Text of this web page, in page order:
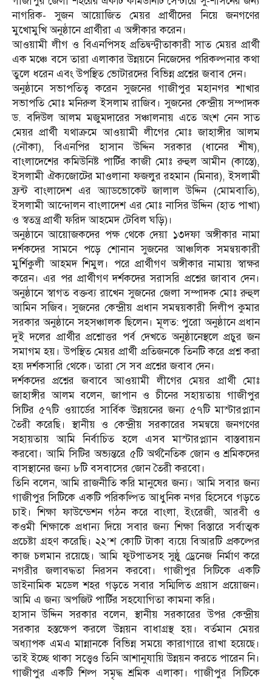
নাগরিক- সুজন আয়োজিত মেয়র প্রার্থীদের নিয়ে জনগণের
মুখোমুখি অনুষ্ঠানে প্রার্থীরা এ অঙ্গীকার করেন।
আওয়ামী লীগ ও বিএনপিসহ প্রতিদ্বন্দ্বীতাকারী সাত মেয়র প্রার্থী
এক মঞ্চে বসে তারা এলাকার উন্নয়নে নিজেদের পরিকল্পনার কথা
তুলে ধরেন এবং উপস্থিত ভোটারদের বিভিন্ন প্রশ্নের জবাব দেন।
অনুষ্ঠানে সভাপতিত্ব করেন সুজনের গাজীপুর মহানগর শাখার
সভাপতি মোঃ মনিরুল ইসলাম রাজিব। সুজনের কেন্দ্রীয় সম্পাদক
ড. বদিউল আলম মজুমদারের সঞ্চালনায় এতে অংশ নেন সাত
মেয়র প্রার্থী যথাক্রমে আওয়ামী লীগের মোঃ জাহাঙ্গীর আলম
(নৌকা), বিএনপির হাসান উদ্দিন সরকার (ধানের শীষ),
বাংলাদেশের কমিউনিষ্ট পার্টির কাজী মোঃ রুহুল আমীন (কাস্তে),
ইসলামী ঐক্যজোটের মাওলানা ফজলুর রহমান (মিনার), ইসলামী
ফ্রন্ট বাংলাদেশ এর অ্যাডভোকেট জালাল উদ্দিন (মোমবাতি),
ইসলামী আন্দোলন বাংলাদেশ এর মোঃ নাসির উদ্দিন (হাত পাখা)
ও স্বতন্ত্র প্রার্থী ফরিদ আহমেদ টেবিল ঘড়ি)।
অনুষ্ঠানে আয়োজকদের পক্ষ থেকে দেয়া ১৩দফা অঙ্গীকার নামা
দর্শকদের সামনে পড়ে শোনান সুজনের আঞ্চলিক সমন্বয়কারী
মুর্শিকুলী আহমদ শিমুল। পরে প্রার্থীগণ অঙ্গীকার নামায় স্বাক্ষর
করেন। এর পর প্রার্থীগণ দর্শকদের সরাসরি প্রশ্নের জাবাব দেন।
অনুষ্ঠানে স্বাগত বক্তব্য রাখেন সুজনের জেলা সম্পাদক মোঃ রুহুল
আমিন সজিব। সুজনের কেন্দ্রীয় প্রধান সমন্বয়কারী দিলীপ কুমার
সরকার অনুষ্ঠানে সহসঞ্চালক ছিলেন। মূলত: পুরো অনুষ্ঠানে প্রধান
দুই দলের প্রার্থীর প্রশ্নোত্তর পর্ব দেখতে অনুষ্ঠানেস্থলে প্রচুর জন
সমাগম হয়। উপস্থিত মেয়র প্রার্থী প্রতিজনকে তিনটি করে প্রশ্ন করা
হয় দর্শকসারি থেকে। তারা সে সব প্রশ্নের জবাব দেন।
দর্শকদের প্রশ্নের জবাবে আওয়ামী লীগের মেয়র প্রার্থী মোঃ
জাহাঙ্গীর আলম বলেন, জাপান ও চীনের সহায়তায় গাজীপুর
সিটির ৫৭টি ওয়ার্ডের সার্বিক উন্নয়নের জন্য ৫৭টি মাস্টারপ্ল্যান
তৈরী করেছি। স্থানীয় ও কেন্দ্রীয় সরকারের সমন্বয়ে জনগণের
সহায়তায় আমি নির্বাচিত হলে এসব মাস্টারপ্ল্যান বাস্তবায়ন
করবো। আমি সিটির অভ্যন্তরে ৫টি অর্থনৈতিক জোন ও শ্রমিকদের
বাসস্থানের জন্য ৮টি বসবাসের জোন তৈরী করবো।
তিনি বলেন, আমি রাজনীতি করি মানুষের জন্য। আমি সবার জন্য
গাজীপুর সিটিকে একটি পরিকল্পিত আধুনিক নগর হিসেবে গড়তে
চাই। শিক্ষা ফাউন্ডেশন গঠন করে বাংলা, ইংরেজী, আরবী ও
কওমী শিক্ষাকে প্রধান্য দিয়ে সবার জন্য শিক্ষা বিস্তারে সর্বাত্মক
প্রচেষ্টা গ্রহণ করেছি। ২২’শ কোটি টাকা ব্যয়ে বিআরটি প্রকল্পের
কাজ চলমান রয়েছে। আমি ফুটপাতসহ সুষ্ঠু ড্রেনেজ নির্মাণ করে
নগরীর জলাবদ্ধতা নিরসন করবো। গাজীপুর সিটিকে একটি
ডাইনামিক মডেল শহর গড়তে সবার সম্মিলিত প্রয়াস প্রয়োজন।
আমি এ জন্য অপজিট পার্টির সহযোগিতা কামনা করি।
হাসান উদ্দিন সরকার বলেন, স্থানীয় সরকারের উপর কেন্দ্রীয়
সরকার হস্তক্ষেপ করলে উন্নয়ন বাধাগ্রস্থ হয়। বর্তমান মেয়র
অধ্যাপক এমএ মান্নানকে বিভিন্ন সময়ে কারাগারে রাখা হয়েছে।
তাই ইচ্ছে থাকা সত্ত্বেও তিনি আশানুযায়ি উন্নয়ন করতে পারেন নি।
গাজীপুর একটি শিল্প সমৃদ্ধ শ্রমিক এলাকা। গাজীপুর সিটিকে